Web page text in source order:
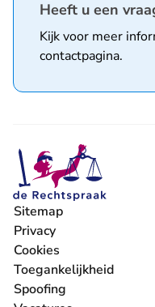
Heeft u een
Kijk voor meer
contactpagina.
Sitemap
Privacy
Cookies
Toegankelijkheid
Spoofing